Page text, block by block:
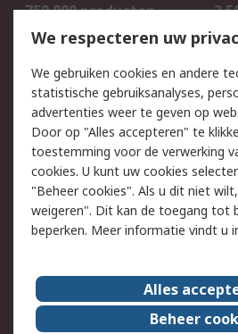
750.000 producten
Bestellen
Track & Trace
Wettelijk
Cookiebeleid
Privacybeleid
Algemene
verkoopvoorwaarden
Over RS
RS Group
We respecteren uw
We gebruiken cookies en andere
statistische gebruiksanalyses,
advertenties weer te geven op
Door op "Alles accepteren" te
toestemming voor de verwerking
cookies. U kunt uw cookies
"Beheer cookies". Als u dit niet
weigeren". Dit kan de toegang tot
beperken. Meer informatie vindt u
Alles
Beheer